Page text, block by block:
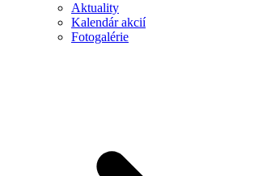
Aktuality
Kalendár akcií
Fotogalérie